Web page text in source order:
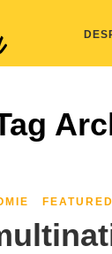
FEATURED